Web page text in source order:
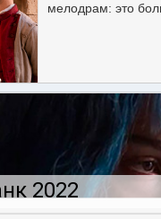
мелодрам: это
2022